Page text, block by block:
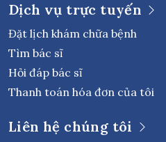
Dịch vụ trực tuyến
Đặt lịch khám chữa bệnh
Tìm bác sĩ
Hỏi đáp bác sĩ
Thanh toán hóa đơn của tôi
Liên hệ chúng tôi